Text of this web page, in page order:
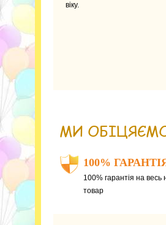
віку.
МИ
100%
100% гарантія на весь
товар